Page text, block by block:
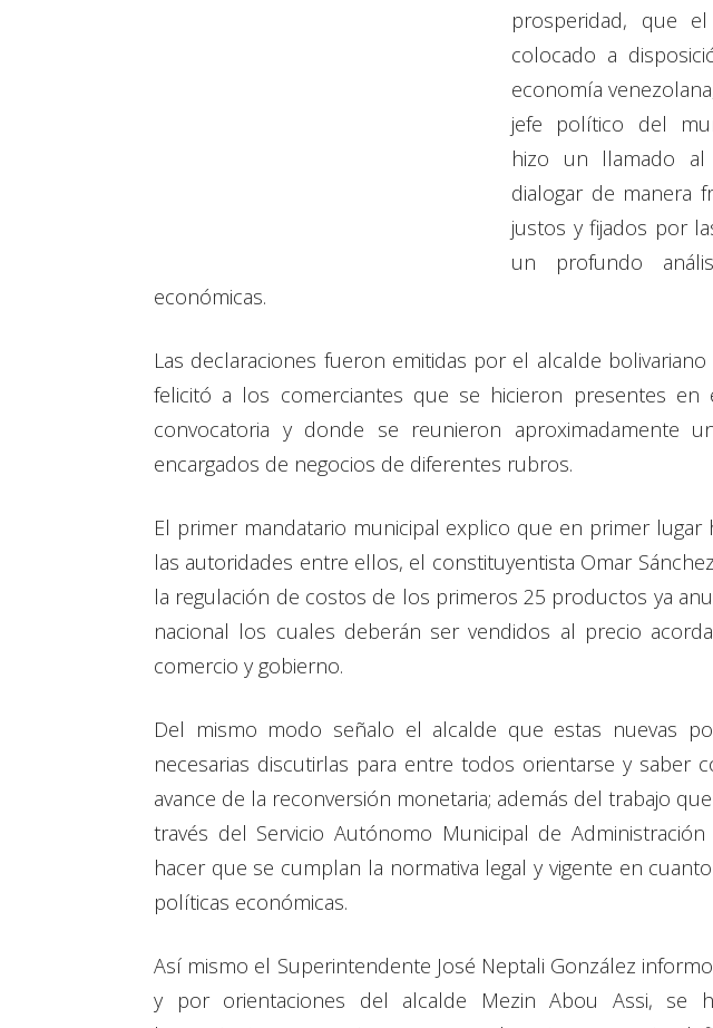
prosperidad, que
colocado a
economía
jefe político del
hizo un llamado al
dialogar de manera
justos y fijados por
un profundo
económicas.
Las declaraciones fueron emitidas por el alcalde
felicitó a los comerciantes que se hicieron presentes en
convocatoria y donde se reunieron aproximadamente
encargados de negocios de diferentes rubros.
El primer mandatario municipal explico que en primer lugar
las autoridades entre ellos, el constituyentista Omar
la regulación de costos de los primeros 25 productos ya
nacional los cuales deberán ser vendidos al precio
comercio y gobierno.
Del mismo modo señalo el alcalde que estas nuevas
necesarias discutirlas para entre todos orientarse y saber
avance de la reconversión monetaria; además del trabajo
través del Servicio Autónomo Municipal de Administración
hacer que se cumplan la normativa legal y vigente en
políticas económicas.
Así mismo el Superintendente José Neptali González
y por orientaciones del alcalde Mezin Abou Assi, se